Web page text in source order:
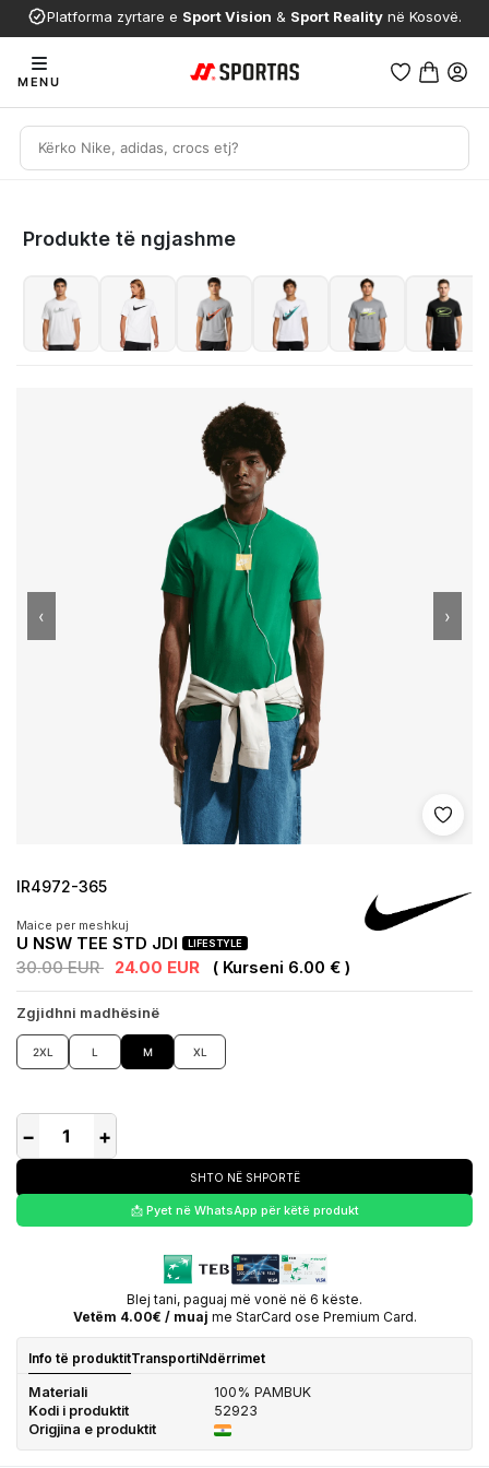
Platforma zyrtare e Sport Vision & Sport Reality në Kosovë.
MENU
Produkte të ngjashme
Shto
‹ ›
IR4972-365
Maice per meshkuj
U NSW TEE STD JDI LIFESTYLE
30.00 EUR 24.00 EUR ( Kurseni 6.00 € )
Zgjidhni madhësinë
2XL L M XL
− +
SHTO NË SHPORTË
📩 Pyet në WhatsApp për këtë produkt
Blej tani, paguaj më vonë në 6 këste.
Vetëm 4.00€ / muaj me StarCard ose Premium Card.
Info të produktitTransportiNdërrimet
Materiali
100% PAMBUK
Kodi i produktit
52923
Origjina e produktit